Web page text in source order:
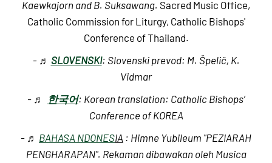
Kaewkajorn and B. Suksawang. Sacred Music Office,
Catholic Commission for Liturgy, Catholic Bishops'
Conference of Thailand.
- ♬ SLOVENSKI: Slovenski prevod: M. Špelič, K.
Vidmar
- ♬
한국어: Korean translation: Catholic Bishops’
Conference of KOREA
- ♬ BAHASA NDONESIA : Himne Yubileum "PEZIARAH
PENGHARAPAN". Rekaman dibawakan oleh Musica